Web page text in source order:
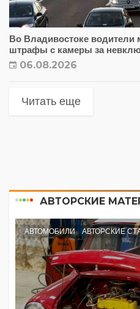
Во Владивостоке водители
штрафы с камеры за
06.08.2026
Читать еще
АВТОРСКИЕ
АВТОМОБИЛИ АВТОРСКИЕ